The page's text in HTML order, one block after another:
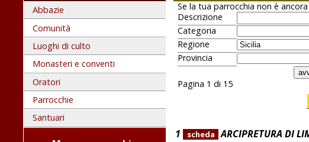
Abbazie
Comunità
Luoghi di culto
Monasteri e conventi
Oratori
Parrocchie
Santuari
Se la tua parrocchia non è
Descrizione
Categoria
Regione
Provincia
Pagina 1 di 15
1 scheda ARCIPRETURA DI